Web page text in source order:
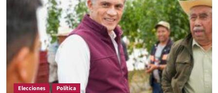
Elecciones Política